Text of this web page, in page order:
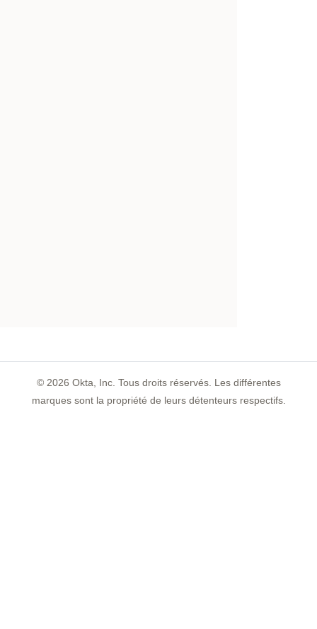
© 2026 Okta, Inc. Tous droits réservés. Les différentes
marques sont la propriété de leurs détenteurs respectifs.